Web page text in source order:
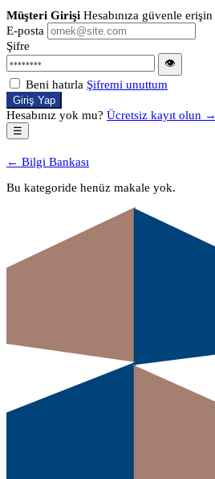
Müşteri Girişi Hesabınıza güvenle erişin
E-posta
Şifre
👁
Beni hatırla Şifremi unuttum
Giriş Yap
Hesabınız yok mu? Ücretsiz kayıt olun →
☰
← Bilgi Bankası
Bu kategoride henüz makale yok.